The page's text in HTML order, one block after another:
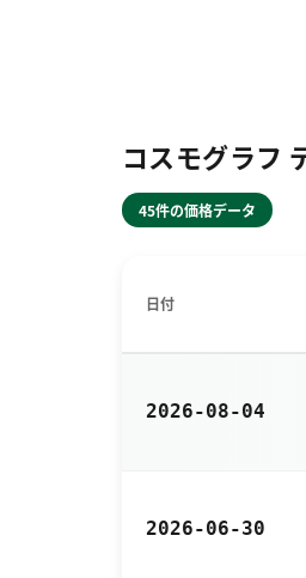
コスモグラフ
45件の価格データ
日付
2026-08-04
2026-06-30